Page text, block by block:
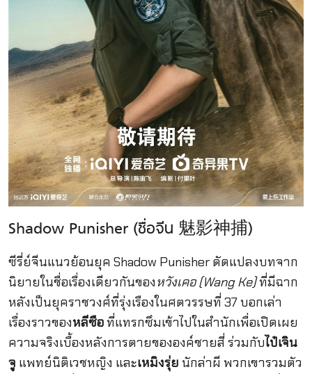
Shadow Punisher (ชื่อจีน 魅影神捕)
ซีรี่ย์จีนแนวย้อนยุค Shadow Punisher ดัดแปลงบทจาก
นิยายในชื่อเรื่องเดียวกันของหวังเคอ (Wang Ke)ที่มีฉาก
หลังเป็นยุคราชวงศ์ที่รุ่งเรืองในศตวรรษที่ 37 บอกเล่า
เรื่องราวของหลีซือที่แทรกซึมเข้าไปในสำนักเพื่อเปิดเผย
ความจริงเบื้องหลังการตายขององค์ชายสี่ ร่วมกับไป๋เจิน
จู แพทย์นิติเวชหญิง และเหมิงรุ่ย นักล่าผี พวกเขารวมตัว